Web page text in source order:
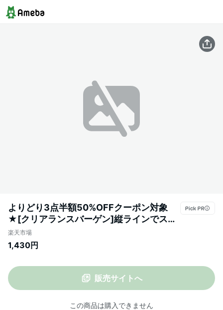
よりどり3点半額50%OFFクーポン対象
★[クリアランスバーゲン]縦ラインでスッ
キリ。梨地ボリュームチュニック/トップ
ス プルオーバー ストレッチ ボリューム袖
リット ゆったり 大きいサイズ[メール便不
可][返品交換不可]
楽天市場
1,430円
販売サイトへ
この商品は購入できません